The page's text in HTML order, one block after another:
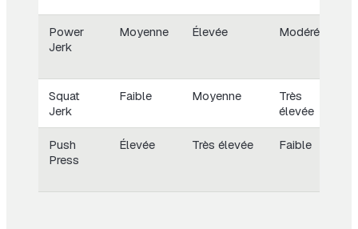
Power
Jerk
Moyenne Élevée Modérée
Squat
Jerk
Faible Moyenne
Très
élevée
Push
Press
Élevée Très élevée Faible